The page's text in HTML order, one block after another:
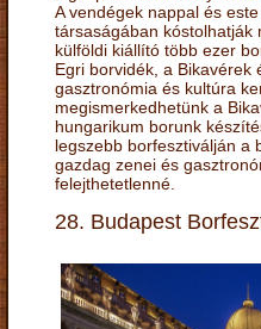
A vendégek nappal és
társaságában kóstolhatják
külföldi kiállító több ezer
Egri borvidék, a Bikavérek
gasztronómia és kultúra
megismerkedhetünk a
hungarikum borunk
legszebb borfesztiválján a
gazdag zenei és
felejthetetlenné.
28. Budapest